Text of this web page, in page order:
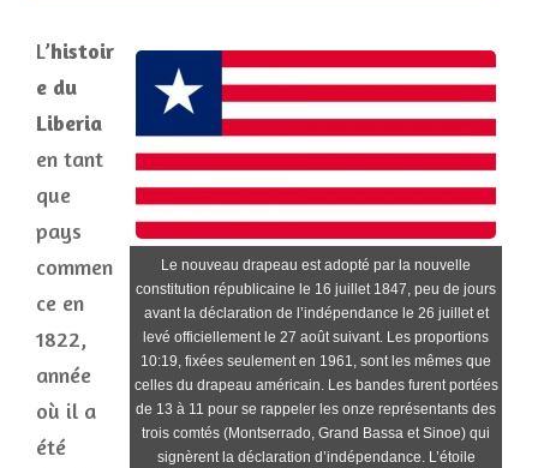
Le nouveau drapeau est adopté par la nouvelle
constitution républicaine le 16 juillet 1847, peu de jours
avant la déclaration de l’indépendance le 26 juillet et
levé officiellement le 27 août suivant. Les proportions
10:19, fixées seulement en 1961, sont les mêmes que
celles du drapeau américain. Les bandes furent portées
de 13 à 11 pour se rappeler les onze représentants des
trois comtés (Montserrado, Grand Bassa et Sinoe) qui
signèrent la déclaration d’indépendance. L’étoile
L’histoir
e du
Liberia
en tant
que
pays
commen
ce en
1822,
année
où il a
été